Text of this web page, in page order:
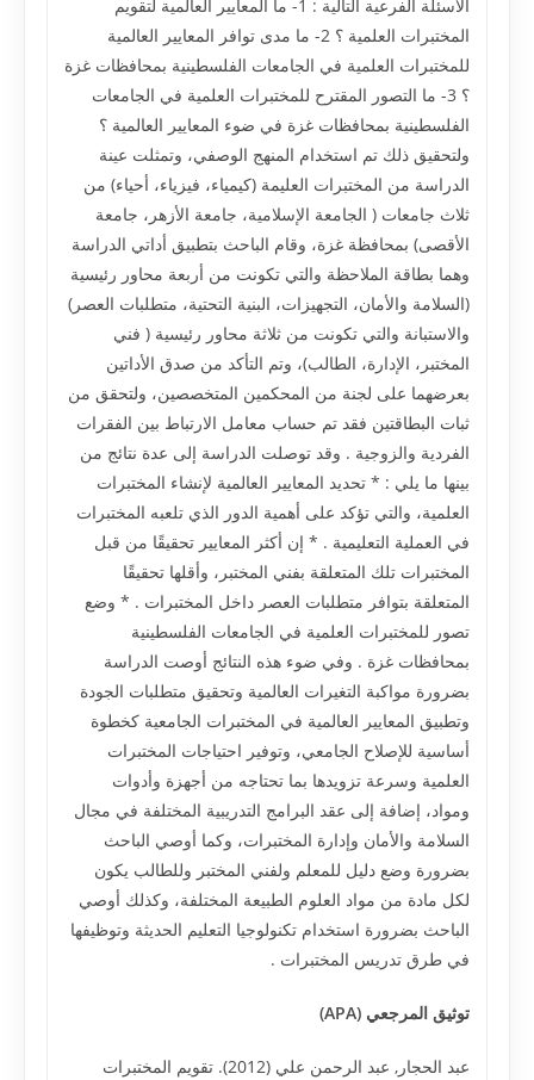
الأسئلة الفرعية التالية : 1- ما المعايير العالمية لتقويم
المختبرات العلمية ؟ 2- ما مدى توافر المعايير العالمية
للمختبرات العلمية في الجامعات الفلسطينية بمحافظات غزة
؟ 3- ما التصور المقترح للمختبرات العلمية في الجامعات
الفلسطينية بمحافظات غزة في ضوء المعايير العالمية ؟
ولتحقيق ذلك تم استخدام المنهج الوصفي، وتمثلت عينة
الدراسة من المختبرات العليمة (كيمياء، فيزياء، أحياء) من
ثلاث جامعات ( الجامعة الإسلامية، جامعة الأزهر، جامعة
الأقصى) بمحافظة غزة، وقام الباحث بتطبيق أداتي الدراسة
وهما بطاقة الملاحظة والتي تكونت من أربعة محاور رئيسية
(السلامة والأمان، التجهيزات، البنية التحتية، متطلبات العصر)
والاستبانة والتي تكونت من ثلاثة محاور رئيسية ( فني
المختبر، الإدارة، الطالب)، وتم التأكد من صدق الأداتين
بعرضهما على لجنة من المحكمين المتخصصين، ولتحقق من
ثبات البطاقتين فقد تم حساب معامل الارتباط بين الفقرات
الفردية والزوجية . وقد توصلت الدراسة إلى عدة نتائج من
بينها ما يلي : * تحديد المعايير العالمية لإنشاء المختبرات
العلمية، والتي تؤكد على أهمية الدور الذي تلعبه المختبرات
في العملية التعليمية . * إن أكثر المعايير تحقيقًا من قبل
المختبرات تلك المتعلقة بفني المختبر، وأقلها تحقيقًا
المتعلقة بتوافر متطلبات العصر داخل المختبرات . * وضع
تصور للمختبرات العلمية في الجامعات الفلسطينية
بمحافظات غزة . وفي ضوء هذه النتائج أوصت الدراسة
بضرورة مواكبة التغيرات العالمية وتحقيق متطلبات الجودة
وتطبيق المعايير العالمية في المختبرات الجامعية كخطوة
أساسية للإصلاح الجامعي، وتوفير احتياجات المختبرات
العلمية وسرعة تزويدها بما تحتاجه من أجهزة وأدوات
ومواد، إضافة إلى عقد البرامج التدريبية المختلفة في مجال
السلامة والأمان وإدارة المختبرات، وكما أوصي الباحث
بضرورة وضع دليل للمعلم ولفني المختبر وللطالب يكون
لكل مادة من مواد العلوم الطبيعة المختلفة، وكذلك أوصي
الباحث بضرورة استخدام تكنولوجيا التعليم الحديثة وتوظيفها
في طرق تدريس المختبرات .
توثيق المرجعي (APA)
عبد الحجار, عبد الرحمن علي (2012). تقويم المختبرات